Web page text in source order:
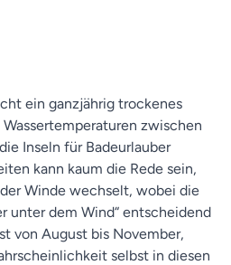
ein ganzjährig trockenes
zwischen
Inseln für Badeurlauber
kann kaum die Rede sein,
Winde wechselt, wobei die
unter dem Wind“ entscheidend
von August bis November,
selbst in diesen